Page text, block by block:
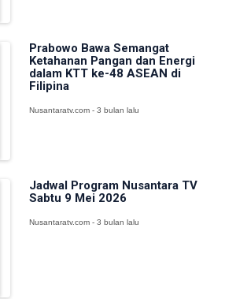
Prabowo Bawa Semangat
Ketahanan Pangan dan Energi
dalam KTT ke-48 ASEAN di
Filipina
Nusantaratv.com - 3 bulan lalu
Jadwal Program Nusantara TV
Sabtu 9 Mei 2026
Nusantaratv.com - 3 bulan lalu